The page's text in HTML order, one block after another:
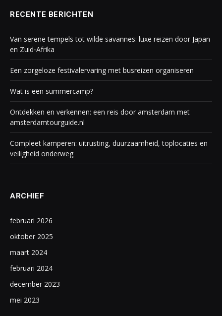
RECENTE BERICHTEN
Van serene tempels tot wilde savannes: luxe reizen door Japan
en Zuid‑Afrika
Een zorgeloze festivalervaring met busreizen organiseren
Wat is een summercamp?
Ontdekken en verkennen: een reis door amsterdam met
amsterdamtourguide.nl
Compleet kamperen: uitrusting, duurzaamheid, toplocaties en
veiligheid onderweg
ARCHIEF
februari 2026
oktober 2025
maart 2024
februari 2024
december 2023
mei 2023